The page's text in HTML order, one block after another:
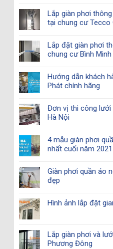
Lắp giàn phơi
tại chung cư Tecco
Lắp đặt giàn phơi
chung cư Bình
Hướng dẫn khách
Phát chính hãng
Đơn vị thi công lưới
Hà Nội
4 mẫu giàn phơi
nhất cuối năm 2021
Giàn phơi quần áo
đẹp
Hình ảnh lắp đặt
Lắp giàn phơi và
Phương Đông